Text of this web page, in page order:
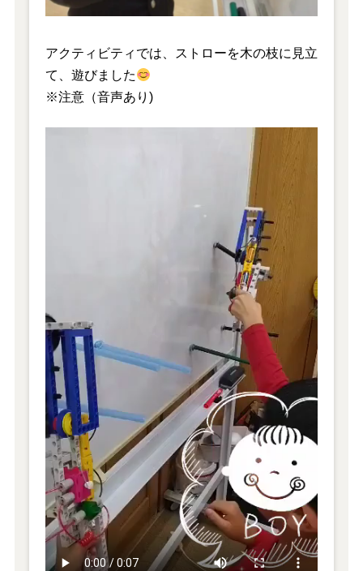
アクティビティでは、ストローを木の枝に見立
て、遊びました
※注意（音声あり)